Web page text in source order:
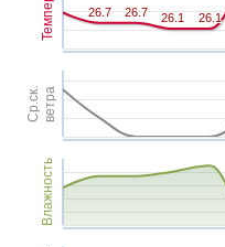
Темпер.
Ср.ск.ветра
Влажность
26.7
26.7 26.7
26.7 26.1
26.1 26.1
26.1